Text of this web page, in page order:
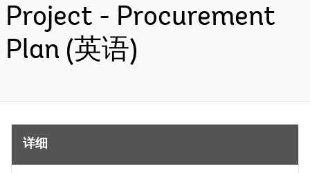
Project - Procurement
Plan (英语)
详细